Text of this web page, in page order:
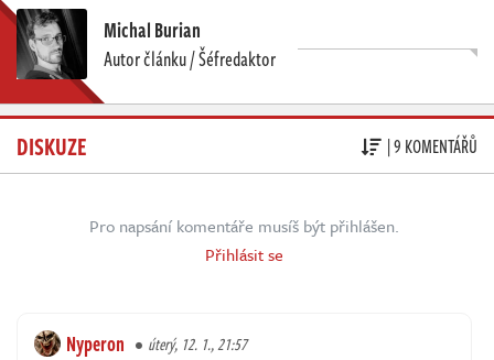
Michal Burian
Autor článku / Šéfredaktor
DISKUZE | 9 KOMENTÁŘŮ
Pro napsání komentáře musíš být přihlášen.
Přihlásit se
Nyperon úterý, 12. 1., 21:57